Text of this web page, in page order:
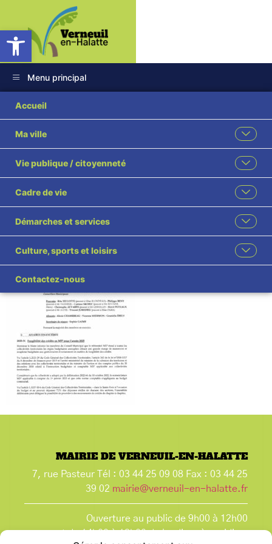
Ouvrir la barre d’outils
Menu principal
Accueil
Ma ville
Vie publique / citoyenneté
Cadre de vie
Démarches et services
Culture, sports et loisirs
Contactez-nous
2025-31 Fongibilité
des crédits en M57
pour l’année 2025
visé
MAIRIE DE VERNEUIL-EN-HALATTE
7, rue Pasteur Tél : 03 44 25 09 08 Fax : 03 44 25
39 02 mairie@verneuil-en-halatte.fr
Ouverture au public de 9h00 à 12h00
et de 14h00 à 18h00 du lundi après-midi au